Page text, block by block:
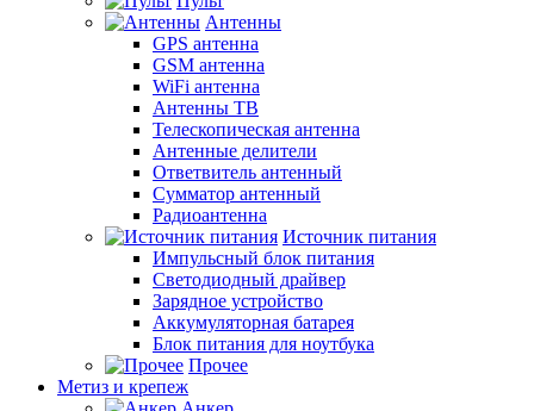
Антенны
GPS антенна
GSM антенна
WiFi антенна
Антенны ТВ
Телескопическая антенна
Антенные делители
Ответвитель антенный
Сумматор антенный
Радиоантенна
Источник питания
Импульсный блок питания
Светодиодный драйвер
Зарядное устройство
Аккумуляторная батарея
Блок питания для ноутбука
Прочее
Метиз и крепеж